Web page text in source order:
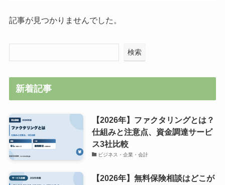
記事が見つかりませんでした。
検索
新着記事
【2026年】ファクタリングとは？
仕組みと注意点、資金調達サービ
ス3社比較
ビジネス・企業・会計
【2026年】無料保険相談はどこが